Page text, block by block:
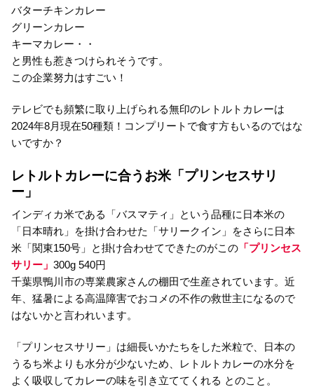
バターチキンカレー
グリーンカレー
キーマカレー・・
と男性も惹きつけられそうです。
この企業努力はすごい！
テレビでも頻繁に取り上げられる無印のレトルトカレーは
2024年8月現在50種類！コンプリートで食す方もいるのではな
いですか？
レトルトカレーに合うお米「プリンセスサリ
ー」
インディカ米である「バスマティ」という品種に日本米の
「日本晴れ」を掛け合わせた「サリークイン」をさらに日本
米「関東150号」と掛け合わせてできたのがこの 「プリンセス
サリー」 300g 540円
千葉県鴨川市の専業農家さんの棚田で生産されています。近
年、猛暑による高温障害でおコメの不作の救世主になるので
はないかと言われいます。
「プリンセスサリー」は細長いかたちをした米粒で、日本の
うるち米よりも水分が少ないため、レトルトカレーの水分を
よく吸収してカレーの味を引き立ててくれる とのこと。